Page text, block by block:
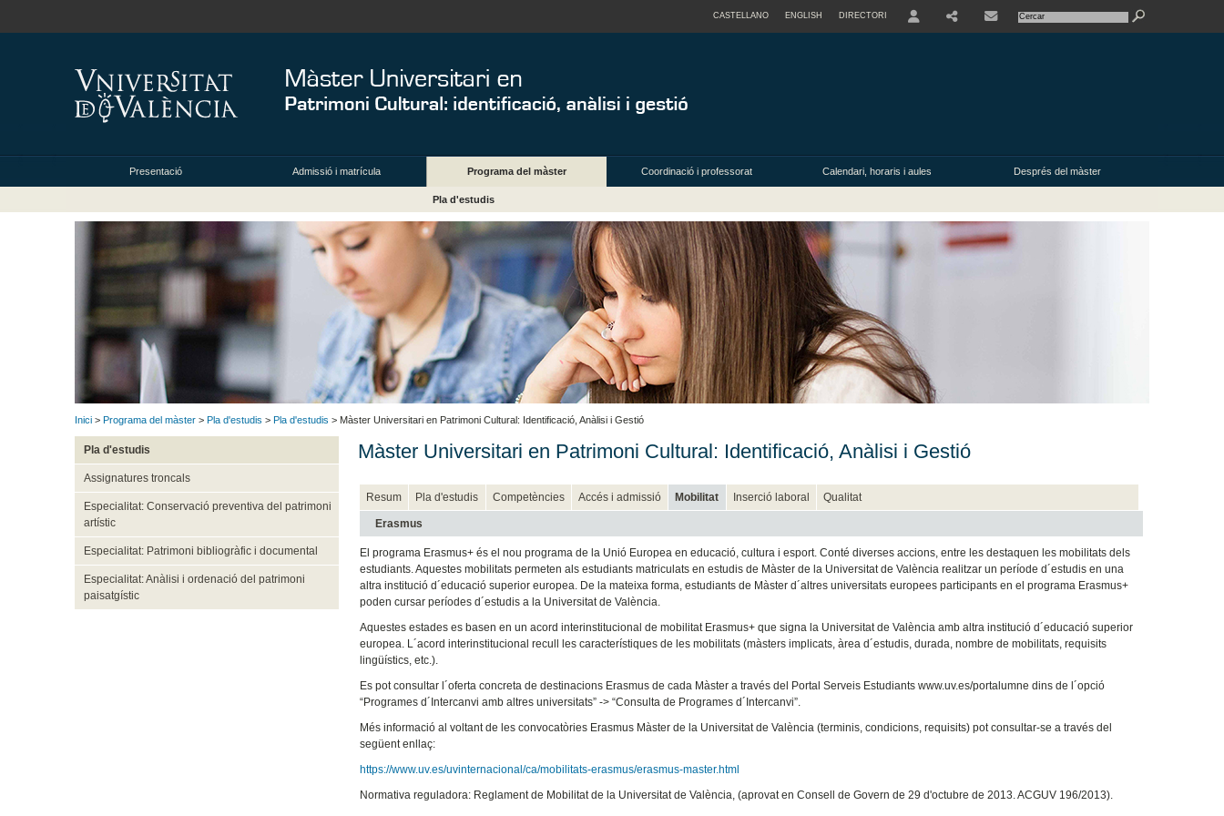
CASTELLANO ENGLISH DIRECTORI
Presentació Admissió i matrícula Programa del màster Coordinació i professorat Calendari, horaris i aules Després del màster
Pla d'estudis
Inici > Programa del màster > Pla d'estudis > Pla d'estudis > Màster Universitari en Patrimoni Cultural: Identificació, Anàlisi i Gestió
Pla d'estudis
Assignatures troncals
Especialitat: Conservació preventiva del patrimoni
artístic
Especialitat: Patrimoni bibliogràfic i documental
Especialitat: Anàlisi i ordenació del patrimoni
paisatgístic
Màster Universitari en Patrimoni Cultural: Identificació, Anàlisi i Gestió
Resum Pla d'estudis Competències Accés i admissió Mobilitat Inserció laboral Qualitat
Erasmus
El programa Erasmus+ és el nou programa de la Unió Europea en educació, cultura i esport. Conté diverses accions, entre les destaquen les mobilitats dels
estudiants. Aquestes mobilitats permeten als estudiants matriculats en estudis de Màster de la Universitat de València realitzar un període d´estudis en una
altra institució d´educació superior europea. De la mateixa forma, estudiants de Màster d´altres universitats europees participants en el programa Erasmus+
poden cursar períodes d´estudis a la Universitat de València.
Aquestes estades es basen en un acord interinstitucional de mobilitat Erasmus+ que signa la Universitat de València amb altra institució d´educació superior
europea. L´acord interinstitucional recull les característiques de les mobilitats (màsters implicats, àrea d´estudis, durada, nombre de mobilitats, requisits
lingüístics, etc.).
Es pot consultar l´oferta concreta de destinacions Erasmus de cada Màster a través del Portal Serveis Estudiants www.uv.es/portalumne dins de l´opció
“Programes d´Intercanvi amb altres universitats” -> “Consulta de Programes d´Intercanvi”.
Més informació al voltant de les convocatòries Erasmus Màster de la Universitat de València (terminis, condicions, requisits) pot consultar-se a través del
següent enllaç:
https://www.uv.es/uvinternacional/ca/mobilitats-erasmus/erasmus-master.html
Normativa reguladora: Reglament de Mobilitat de la Universitat de València, (aprovat en Consell de Govern de 29 d'octubre de 2013. ACGUV 196/2013).